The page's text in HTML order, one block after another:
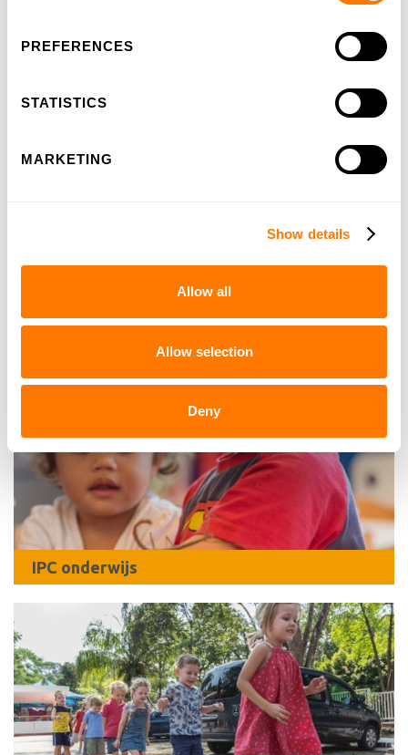
PREFERENCES
STATISTICS
MARKETING
Show details
Allow all
Allow selection
Deny
IPC onderwijs